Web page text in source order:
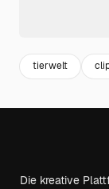
tierwelt
Die kreative